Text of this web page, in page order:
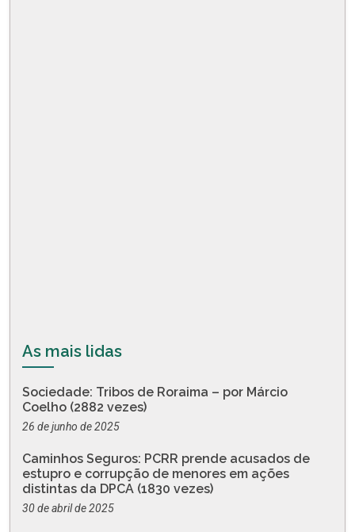
As mais lidas
Sociedade: Tribos de Roraima – por Márcio
Coelho (2882 vezes)
26 de junho de 2025
Caminhos Seguros: PCRR prende acusados de
estupro e corrupção de menores em ações
distintas da DPCA (1830 vezes)
30 de abril de 2025